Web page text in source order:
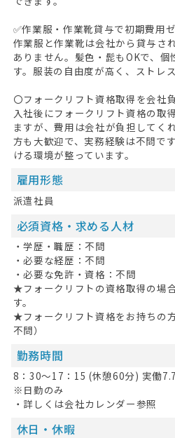
HOME
無料会員登録
ログイン
最近見た求人
お問い合わせ
掲載希望の方へ
✅作業服・作業靴貸与で初期費用
作業服と作業靴は会社から貸与さ
ありません。髪色・髭もOKで、
す。服装の自由度が高く、ストレ
〇フォークリフト資格取得を会社
入社後にフォークリフト資格の取
ますが、費用は会社が負担してく
方も大歓迎で、実務経験は不問で
ける環境が整っています。
雇用形態
派遣社員
必須資格・求める人材
・学歴・職歴：不問
・必要な経歴：不問
・必要な免許・資格：不問
★フォークリフトの資格取得の場
す。
★フォークリフト資格をお持ちの
不問）
勤務時間
8：30～17：15 (休憩60分) 実働
※日勤のみ
・詳しくは会社カレンダー参照
休日・休暇